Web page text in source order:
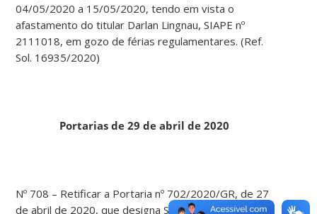
04/05/2020 a 15/05/2020, tendo em vista o
afastamento do titular Darlan Lingnau, SIAPE nº
2111018, em gozo de férias regulamentares. (Ref.
Sol. 16935/2020)
Portarias de 29 de abril de 2020
Nº 708 – Retificar a Portaria nº 702/2020/GR, de 27
de abril de 2020, que designa Suelen Dias Fagundes